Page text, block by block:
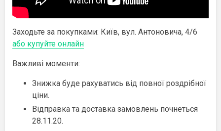
Заходьте за покупками: Київ, вул. Антоновича, 4/6
або купуйте онлайн
Важливі моменти:
Знижка буде рахуватись від повної роздрібної
ціни.
Відправка та доставка замовлень почнеться
28.11.20.